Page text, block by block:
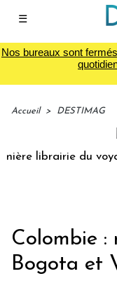
☰
Nos bureaux sont
Accueil > DESTIMAG
librairie du
Colombie :
Bogota et